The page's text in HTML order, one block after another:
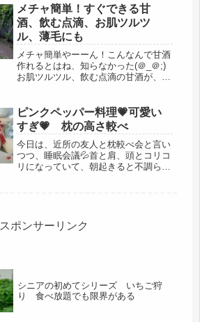
パックを買いに行ってきました。昨日
は、車で楽をしたので、今日は、自分
の...
メチャ簡単！すぐできる甘
酒、飲む点滴、お肌ツルツ
ル、薄毛にも
メチャ簡単やーーん！こんなんで甘酒
作れるとはね、知らなかった(＠_＠;)
お肌ツルツル、飲む点滴の甘酒が、こ
単でした。材料は、「米麹」と「水」
だけ、米麹は、たくさん欲しかった...
ピンクペッパー料理💗可愛い
すぎ💗 枕の高さ較べ
今日は、近所の友人と枕較べ会と言い
つつ、睡眠会議💦首と肩、頭とコリコ
リになっていて、朝起きると不調らし
お...
スポンサーリンク
シニアの初めてシリーズ いちご狩
り 食べ放題でも限界がある